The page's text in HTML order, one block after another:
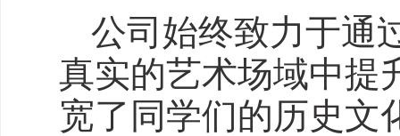
公司始终致力于通
真实的艺术场域中提
宽了同学们的历史文